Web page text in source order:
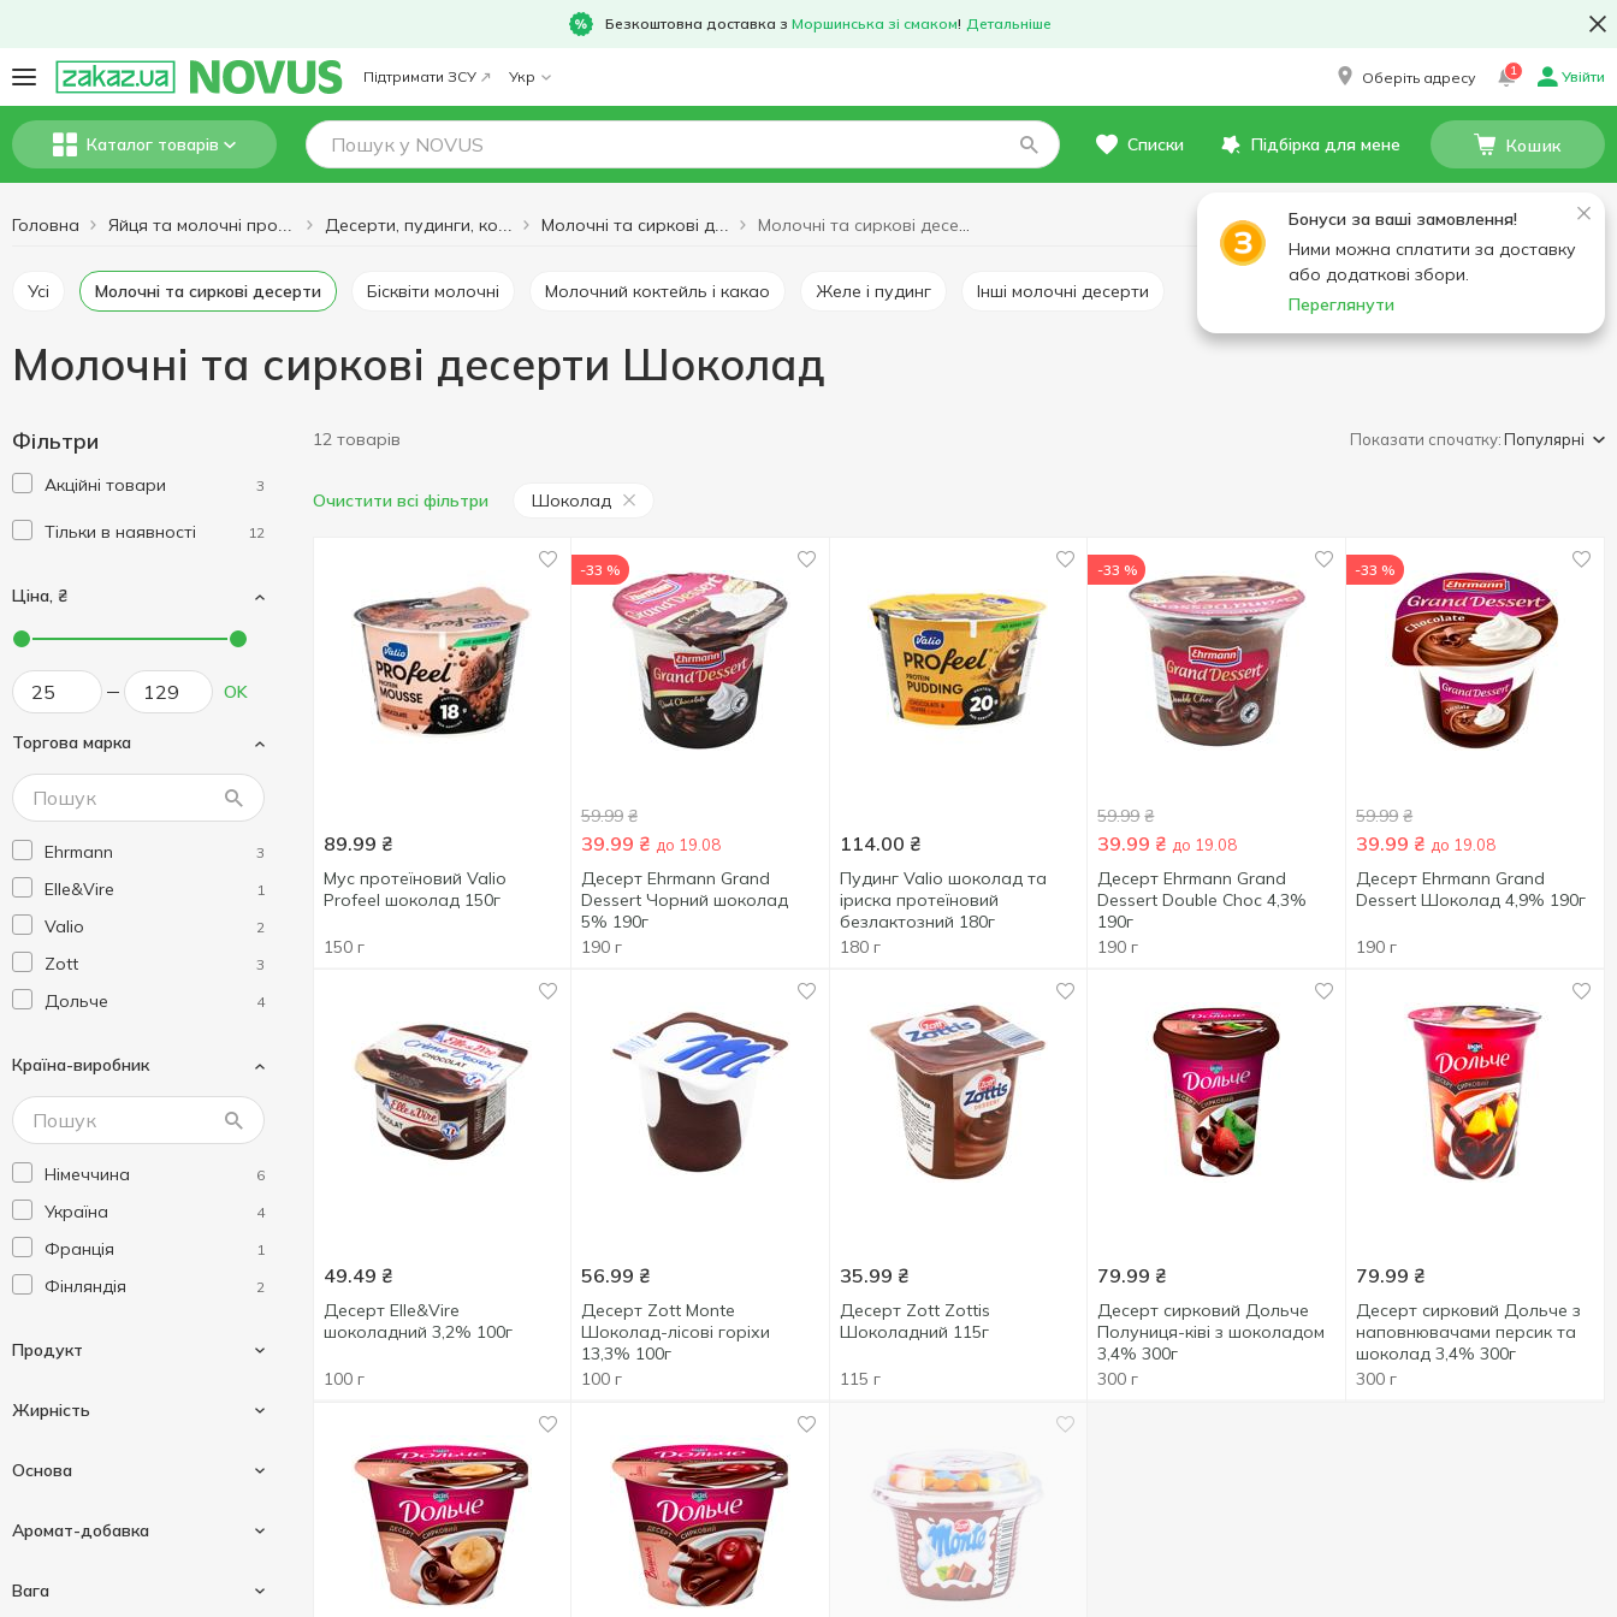
Безкоштовна доставка з Моршинська зі смаком! Детальніше
Підтримати ЗСУ Укр Оберіть адресу 1 Увійти
Каталог товарів Списки Підбірка для мене Кошик
Бонуси за ваші замовлення!
Ними можна сплатити за доставку
або додаткові збори.
Переглянути
Головна Молочні та сиркові десерти Шоколад
Усі Молочні та сиркові десерти Бісквіти молочні Молочний коктейль і какао Желе і пудинг Інші молочні десерти
Молочні та сиркові десерти Шоколад
Фільтри
Акційні товари 3
Тільки в наявності 12
Ціна, ₴
OK
Торгова марка
Ehrmann 3
Elle&Vire 1
Valio 2
Zott 3
Дольче 4
Країна-виробник
Німеччина 6
Україна 4
Франція 1
Фінляндія 2
Продукт
Пудинг 1
Жирність
4.3 % 1
Основа
Аромат-добавка
Вага
12 товарів Показати спочатку:Популярні
Очистити всі фільтри Шоколад
89.99 ₴
Мус протеїновий Valio
Profeel шоколад 150г
150 г
-33 %
59.99 ₴
39.99 ₴ до 19.08
Десерт Ehrmann Grand
Dessert Чорний шоколад
5% 190г
190 г
114.00 ₴
Пудинг Valio шоколад та
іриска протеїновий
безлактозний 180г
180 г
-33 %
59.99 ₴
39.99 ₴ до 19.08
Десерт Ehrmann Grand
Dessert Double Choc 4,3%
190г
190 г
-33 %
59.99 ₴
39.99 ₴ до 19.08
Десерт Ehrmann Grand
Dessert Шоколад 4,9% 190г
190 г
49.49 ₴
Десерт Elle&Vire
шоколадний 3,2% 100г
100 г
56.99 ₴
Десерт Zott Monte
Шоколад-лісові горіхи
13,3% 100г
100 г
35.99 ₴
Десерт Zott Zottis
Шоколадний 115г
115 г
79.99 ₴
Десерт сирковий Дольче
Полуниця-ківі з шоколадом
3,4% 300г
300 г
79.99 ₴
Десерт сирковий Дольче з
наповнювачами персик та
шоколад 3,4% 300г
300 г